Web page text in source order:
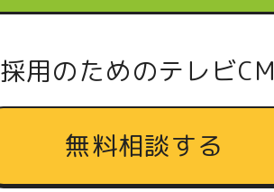
採用のためのテレビ
無料相談する